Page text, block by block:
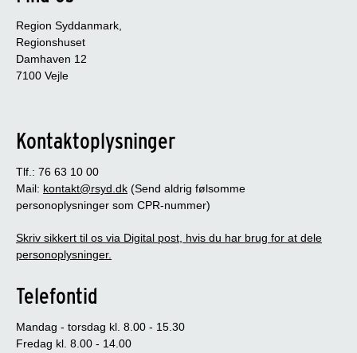
Region Syddanmark,
Regionshuset
Damhaven 12
7100 Vejle
Kontaktoplysninger
Tlf.: 76 63 10 00
Mail: kontakt@rsyd.dk (Send aldrig følsomme
personoplysninger som CPR-nummer)
Skriv sikkert til os via Digital post, hvis du har brug for at dele
personoplysninger.
Telefontid
Mandag - torsdag kl. 8.00 - 15.30
Fredag kl. 8.00 - 14.00